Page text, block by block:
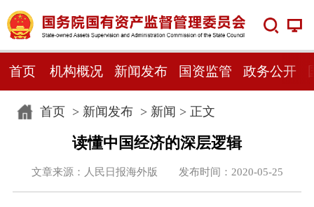
首页 机构概况 新闻发布 国资监管 政务公开
首页> 新闻发布> 新闻 > 正文
读懂中国经济的深层逻辑
文章来源：人民日报海外版 发布时间：2020-05-25